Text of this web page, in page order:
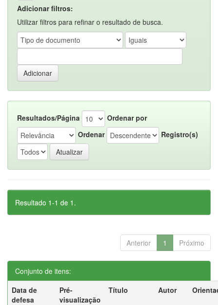
Adicionar filtros:
Utilizar filtros para refinar o resultado de busca.
Resultados/Página
Ordenar por
Ordenar
Registro(s)
Resultado 1-1 de 1.
Anterior 1 Próximo
Conjunto de itens:
Data de
defesa
Pré-
visualização
Título Autor